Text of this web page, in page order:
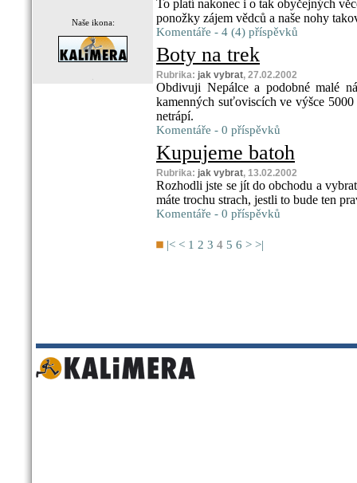
Naše ikona:
To platí nakonec i o tak obyčejných
ponožky zájem vědců a naše nohy
Komentáře - 4 (4) příspěvků
Boty na trek
Rubrika: jak vybrat, 27.02.2002
Obdivuji Nepálce a podobné malé
kamenných suťoviscích ve výšce
netrápí.
Komentáře - 0 příspěvků
Kupujeme batoh
Rubrika: jak vybrat, 13.02.2002
Rozhodli jste se jít do obchodu a
máte trochu strach, jestli to bude ten
Komentáře - 0 příspěvků
|< < 1 2 3 4 5 6 > >|